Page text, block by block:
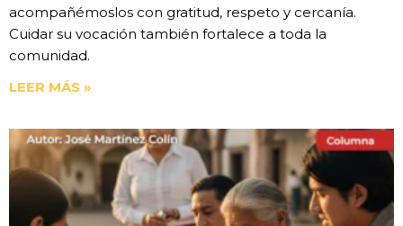
acompañémoslos con gratitud, respeto y cercanía.
Cuidar su vocación también fortalece a toda la
comunidad.
LEER MÁS »